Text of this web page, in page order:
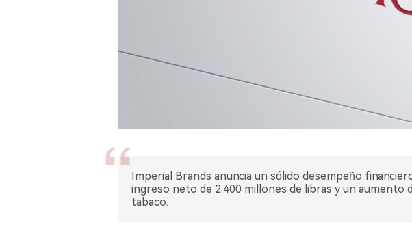
Imperial Brands anuncia un sólido desempeño
ingreso neto de 2.400 millones de libras y un aumento
tabaco.